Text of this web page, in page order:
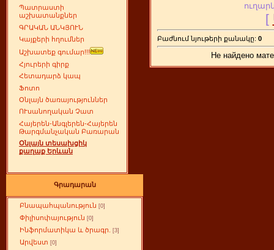
Պատրաստի
աշխատանքներ
ԳՐԱԿԱՆ ԱՆԿՅՈՒՆ
Կայքերի հղումներ
Աշխատեք գումար!!!
Հյուրերի գիրք
Հետադարձ կապ
Ֆոտո
Օնլայն ծառայություններ
ՈՒսանողական Չատ
Հայերեն-Անգլերեն-Հայերեն
Թարգմանչական Բառարան
Օնլայն տեսախցիկ
քաղաք Երևան
Գրադարան
Բնապահպանություն [0]
Փիլիսոփայություն [0]
Ինֆորմատիկա և ծրագր. [3]
Արվեստ [0]
[
Բաժնում նյութերի քանակը: 0
Не найдено